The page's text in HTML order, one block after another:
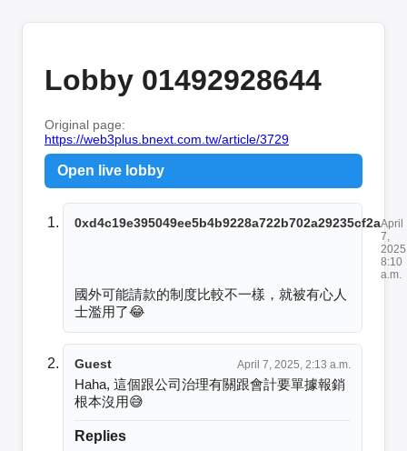
Lobby 01492928644
Original page:
https://web3plus.bnext.com.tw/article/3729
Open live lobby
0xd4c19e395049ee5b4b9228a722b702a29235cf2aApril
7,
8:10
a.m.
國外可能請款的制度比較不一樣，就被有心人
士濫用了😂
Guest April 7, 2025, 2:13 a.m.
Haha, 這個跟公司治理有關跟會計要單據報銷
根本沒用😅
Replies